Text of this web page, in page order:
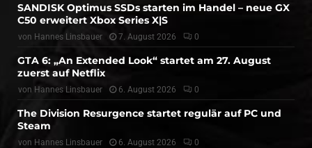
SANDISK Optimus SSDs starten im Handel – neue GX
C50 erweitert Xbox Series X|S
von Hannes Linsbauer 7. August 2026 0
GTA 6: „An Extended Look“ startet am 27. August
zuerst auf Netflix
von Hannes Linsbauer 6. August 2026 0
The Division Resurgence startet regulär auf PC und
Steam
von Hannes Linsbauer 6. August 2026 0